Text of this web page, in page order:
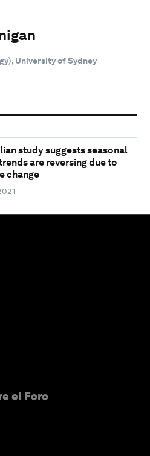
University of Sydney
study suggests seasonal
are reversing due to
change
el Foro